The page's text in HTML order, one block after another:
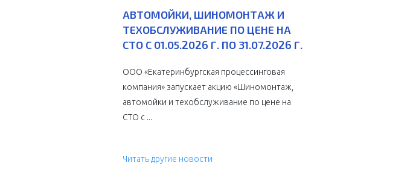
АВТОМОЙКИ, ШИНОМОНТАЖ И
ТЕХОБСЛУЖИВАНИЕ ПО ЦЕНЕ НА
СТО С 01.05.2026 Г. ПО 31.07.2026 Г.
ООО «Екатеринбургская процессинговая
компания» запускает акцию «Шиномонтаж,
автомойки и техобслуживание по цене на
СТО с ...
Читать другие новости